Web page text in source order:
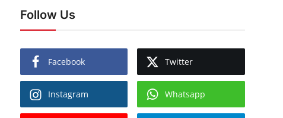
Follow Us
Facebook Twitter
Instagram Whatsapp